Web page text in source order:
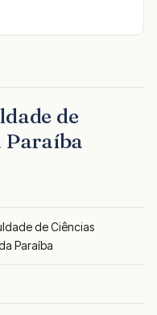
de
Paraíba
de Ciências
Paraíba